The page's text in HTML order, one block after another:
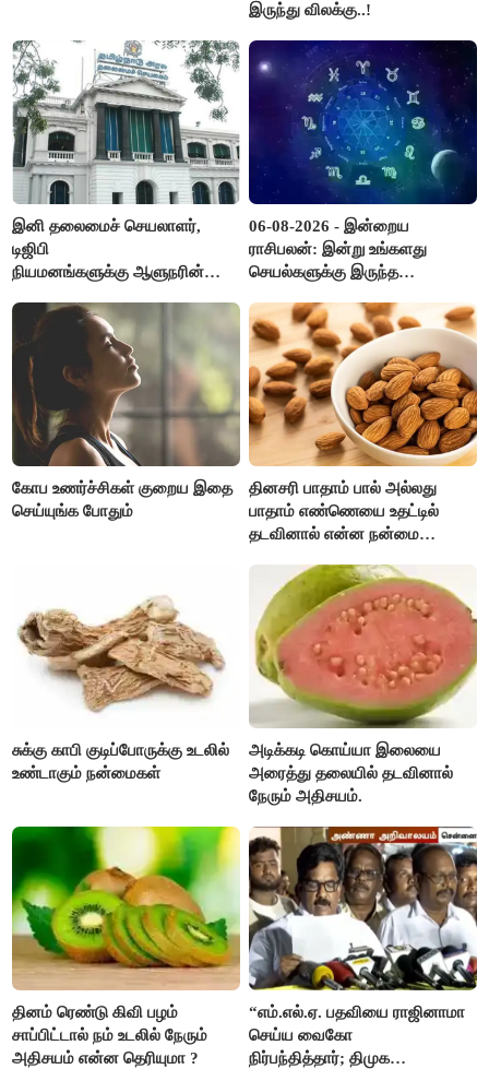
இருந்து விலக்கு..!
இனி தலைமைச் செயலாளர்,
டிஜிபி
நியமனங்களுக்கு ஆளுநரின்
தமிழ்நாடு அரசு அதிரடி..!
06-08-2026 - இன்றைய
ராசிபலன்: இன்று உங்களது
செயல்களுக்கு இருந்த
எதிர்பார்த்த உதவிகள் கிடைக்கும்.
பணவரத்து கூடும்..!
கோப உணர்ச்சிகள் குறைய இதை
செய்யுங்க போதும்
தினசரி பாதாம் பால் அல்லது
பாதாம் எண்ணெயை உதட்டில்
தடவினால் என்ன நன்மை
சுக்கு காபி குடிப்போருக்கு உடலில்
உண்டாகும் நன்மைகள்
அடிக்கடி கொய்யா இலையை
அரைத்து தலையில் தடவினால்
நேரும் அதிசயம்.
தினம் ரெண்டு கிவி பழம்
சாப்பிட்டால் நம் உடலில் நேரும்
அதிசயம் என்ன தெரியுமா ?
“எம்.எல்.ஏ. பதவியை ராஜினாமா
செய்ய வைகோ
நிர்பந்தித்தார்; திமுக